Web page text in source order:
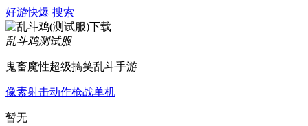
好游快爆 搜索
乱斗鸡测试服
鬼畜魔性超级搞笑乱斗手游
像素射击动作枪战单机
暂无